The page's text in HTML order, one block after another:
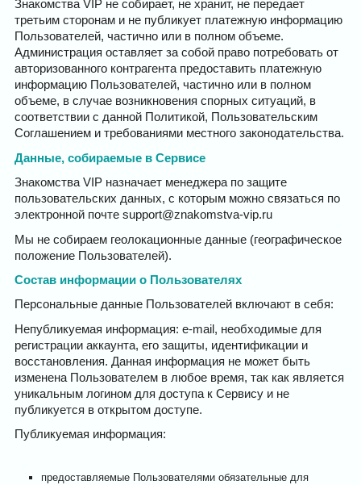
Знакомства VIP не собирает, не хранит, не передает
третьим сторонам и не публикует платежную информацию
Пользователей, частично или в полном объеме.
Администрация оставляет за собой право потребовать от
авторизованного контрагента предоставить платежную
информацию Пользователей, частично или в полном
объеме, в случае возникновения спорных ситуаций, в
соответствии с данной Политикой, Пользовательским
Соглашением и требованиями местного законодательства.
Данные, собираемые в Сервисе
Знакомства VIP назначает менеджера по защите
пользовательских данных, с которым можно связаться по
электронной почте support@znakomstva-vip.ru
Мы не собираем геолокационные данные (географическое
положение Пользователей).
Состав информации о Пользователях
Персональные данные Пользователей включают в себя:
Непубликуемая информация: e-mail, необходимые для
регистрации аккаунта, его защиты, идентификации и
восстановления. Данная информация не может быть
изменена Пользователем в любое время, так как является
уникальным логином для доступа к Сервису и не
публикуется в открытом доступе.
Публикуемая информация:
предоставляемые Пользователями обязательные для